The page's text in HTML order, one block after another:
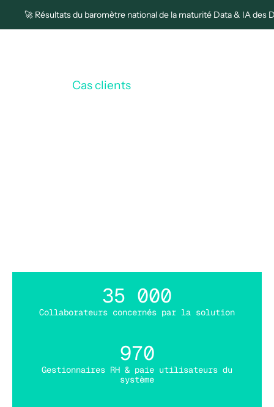
🚀 Résultats du baromètre national de la maturité Data & IA des
Cas clients
35 000
Collaborateurs concernés par la solution
970
Gestionnaires RH & paie utilisateurs du
système